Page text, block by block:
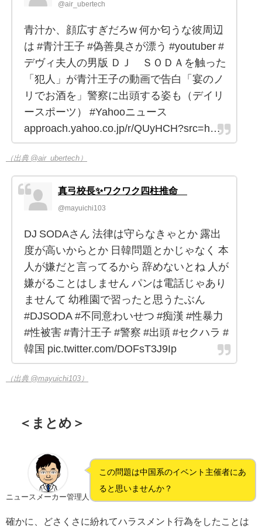
@air_ubertech
青汁か、顔広すぎだろw 何か匂うな彼周辺
は #青汁王子 #偽善臭さが漂う #youtuber #
デヴィ夫人の男版 ＤＪ ＳＯＤＡを触った
「犯人」が青汁王子の動画で告白「宴のノ
リでお酒を」警察に出頭する姿も（デイリ
ースポーツ） #Yahooニュース
approach.yahoo.co.jp/r/QUyHCH?src=h…
（出典 @air_ubertech）
真弓校長✨ワクワク四柱推命®︎
@mayuichi103
DJ SODAさん 法律は守らなきゃとか 露出
度が高いからとか 日韓問題とかじゃなく 本
人が嫌だと言ってるから 辞めないとね 人が
嫌がることはしません パンは電話じゃあり
ませんて 幼稚園で習ったと思うたぶん
#DJSODA #不同意わいせつ #痴漢 #性暴力
#性被害 #青汁王子 #警察 #出頭 #セクハラ #
韓国 pic.twitter.com/DOFsT3J9Ip
（出典 @mayuichi103）
＜まとめ＞
ニュースメーカー管理人
この問題は中国系のイベント主催者にあ
ると思いませんか？
確かに、どさくさに紛れてハラスメント行為をしたことは